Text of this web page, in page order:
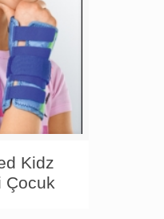
Kidz
Çocuk